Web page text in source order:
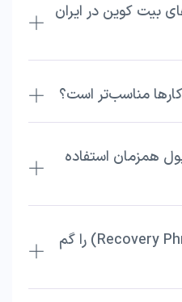
بیت کوین در ایران
مناسب‌تر است؟
همزمان استفاده
🔸اگر کلمات بازیابی (Recovery Phrase) را گم